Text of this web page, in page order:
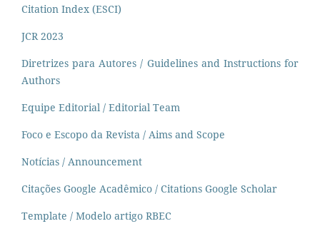
Citation Index (ESCI)
JCR 2023
Diretrizes para Autores / Guidelines and Instructions for
Authors
Equipe Editorial / Editorial Team
Foco e Escopo da Revista / Aims and Scope
Notícias / Announcement
Citações Google Acadêmico / Citations Google Scholar
Template / Modelo artigo RBEC